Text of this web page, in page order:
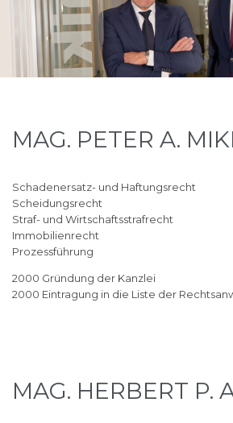
MAG. PETER A.
Schadenersatz- und Haftungsrecht
Scheidungsrecht
Straf- und Wirtschaftsstrafrecht
Immobilienrecht
Prozessführung
2000 Gründung der Kanzlei
2000 Eintragung in die Liste der
MAG. HERBERT P.